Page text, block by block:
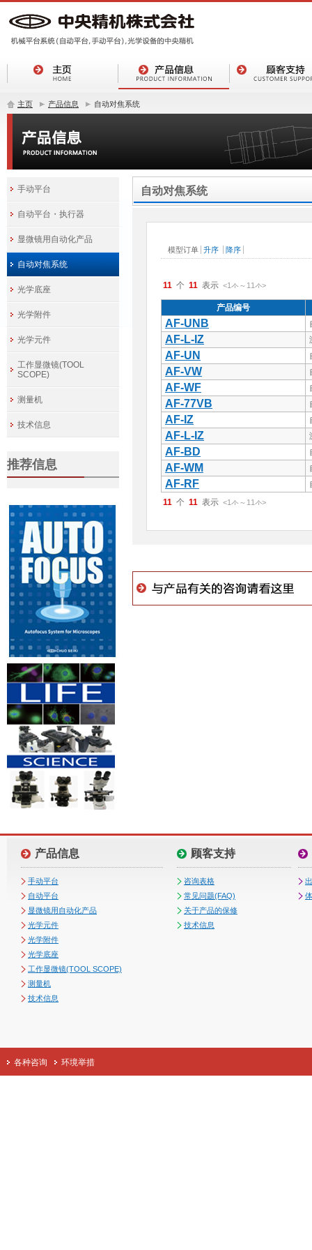
主页 产品信息 自动对焦系统
自动对焦系统
11 11 <1件 ～ 11件>
产品编号
AF-UNB
AF-L-IZ
AF-UN
AF-VW
AF-WF
AF-77VB
AF-IZ
AF-L-IZ
AF-BD
AF-WM
AF-RF
11
11 <1件 ～ 11件>
手动平台
自动平台・执行器
显微镜用自动化产品
自动对焦系统
光学底座
光学附件
光学元件
工作显微镜(TOOL
SCOPE)
测量机
技术信息
推荐信息
产品信息
手动平台
自动平台
显微镜用自动化产品
光学元件
光学附件
光学底座
工作显微镜(TOOL SCOPE)
测量机
技术信息
顾客支持
咨询表格
常见问题(FAQ)
关于产品的保修
技术信息
各种咨询 环境举措